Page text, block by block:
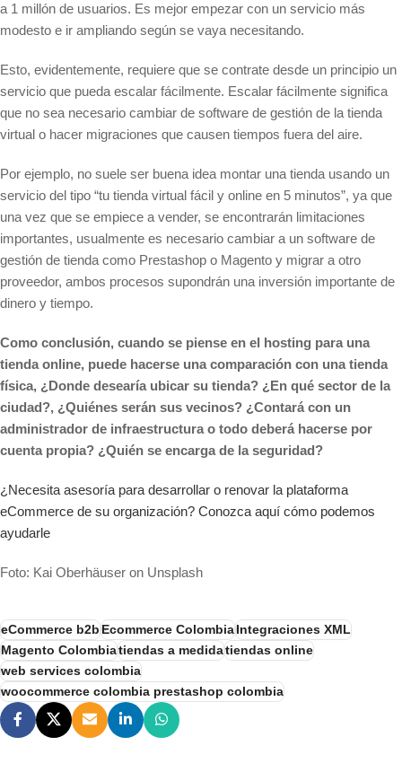
a 1 millón de usuarios. Es mejor empezar con un servicio más
modesto e ir ampliando según se vaya necesitando.
Esto, evidentemente, requiere que se contrate desde un principio un
servicio que pueda escalar fácilmente. Escalar fácilmente significa
que no sea necesario cambiar de software de gestión de la tienda
virtual o hacer migraciones que causen tiempos fuera del aire.
Por ejemplo, no suele ser buena idea montar una tienda usando un
servicio del tipo “tu tienda virtual fácil y online en 5 minutos”, ya que
una vez que se empiece a vender, se encontrarán limitaciones
importantes, usualmente es necesario cambiar a un software de
gestión de tienda como Prestashop o Magento y migrar a otro
proveedor, ambos procesos supondrán una inversión importante de
dinero y tiempo.
Como conclusión, cuando se piense en el hosting para una
tienda online, puede hacerse una comparación con una tienda
física, ¿Donde desearía ubicar su tienda? ¿En qué sector de la
ciudad?, ¿Quiénes serán sus vecinos? ¿Contará con un
administrador de infraestructura o todo deberá hacerse por
cuenta propia? ¿Quién se encarga de la seguridad?
¿Necesita asesoría para desarrollar o renovar la plataforma
eCommerce de su organización? Conozca aquí cómo podemos
ayudarle
Foto: Kai Oberhäuser on Unsplash
eCommerce b2b Ecommerce ColombiaIntegraciones XML
Magento Colombiatiendas a medidatiendas online
web services colombia
woocommerce colombia prestashop colombia